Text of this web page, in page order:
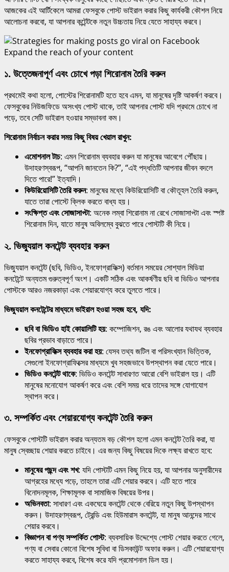
আজকের এই আর্টিকেলে আমরা ফেসবুকে পোস্ট ভাইরাল করার কিছু কার্যকরী কৌশল নিয়ে
আলোচনা করবো, যা আপনার কন্টেন্টকে নতুন উচ্চতায় নিয়ে যেতে সাহায্য করবে।
১. উত্তেজনাপূর্ণ এবং চোখে পড়া শিরোনাম তৈরি করুন
প্রথমেই কথা হলো, পোস্টের শিরোনামটি হতে হবে এমন, যা মানুষের দৃষ্টি আকর্ষণ করবে।
ফেসবুকের নিউজফিডে অসংখ্য পোস্ট থাকে, তাই আপনার পোস্ট যদি প্রথমে চোখে না
পড়ে, তবে সেটি ভাইরাল হওয়ার সম্ভাবনা কম।
শিরোনাম নির্বাচন করার সময় কিছু বিষয় খেয়াল রাখুন:
এমোশনাল টাচ: এমন শিরোনাম ব্যবহার করুন যা মানুষের আবেগে পৌঁছায়।
উদাহরণস্বরূপ, “আপনি জানতেন কি?”, “এই পদ্ধতিটি আপনার জীবন বদলে
দিতে পারে!” ইত্যাদি।
কিউরিয়োসিটি তৈরি করুন: মানুষের মধ্যে কিউরিয়োসিটি বা কৌতূহল তৈরি করুন,
যাতে তারা পোস্টে ক্লিক করতে বাধ্য হয়।
সংক্ষিপ্ত এবং সোজাসাপ্টা: অনেক লম্বা শিরোনাম না রেখে সোজাসাপ্টা এবং স্পষ্ট
শিরোনাম দিন, যাতে মানুষ অবিলম্বে বুঝতে পারে পোস্টটি কী নিয়ে।
২. ভিজ্যুয়াল কনটেন্ট ব্যবহার করুন
ভিজ্যুয়াল কনটেন্ট (ছবি, ভিডিও, ইনফোগ্রাফিক্স) বর্তমান সময়ের সোশ্যাল মিডিয়া
কনটেন্টে অন্যতম গুরুত্বপূর্ণ অংশ। একটি সঠিক এবং আকর্ষণীয় ছবি বা ভিডিও আপনার
পোস্টকে আরও নজরকাড়া এবং শেয়ারযোগ্য করে তুলতে পারে।
ভিজ্যুয়াল কনটেন্টের মাধ্যমে ভাইরাল হওয়া সহজ হবে, যদি:
ছবি বা ভিডিও হাই কোয়ালিটি হয়: কম্পোজিশন, রঙ এবং আলোর যথাযথ ব্যবহার
ছবির প্রভাব বাড়াতে পারে।
ইনফোগ্রাফিক্স ব্যবহার করা হয়: যেসব তথ্য জটিল বা পরিসংখ্যান ভিত্তিক,
সেগুলো ইনফোগ্রাফিক্সের মাধ্যমে খুব সহজভাবে উপস্থাপন করা যেতে পারে।
ভিডিও কনটেন্ট থাকে: ভিডিও কনটেন্ট সাধারণত আরো বেশি ভাইরাল হয়। এটি
মানুষের মনোযোগ আকর্ষণ করে এবং বেশি সময় ধরে তাদের সঙ্গে যোগাযোগ
স্থাপন করে।
৩. সম্পর্কিত এবং শেয়ারযোগ্য কনটেন্ট তৈরি করুন
ফেসবুকে পোস্টটি ভাইরাল করার অন্যতম বড় কৌশল হলো এমন কনটেন্ট তৈরি করা, যা
মানুষ স্বেচ্ছায় শেয়ার করতে চাইবে। এর জন্য কিছু বিষয়ের দিকে লক্ষ্য রাখতে হবে:
মানুষের পছন্দ এবং শখ: যদি পোস্টটি এমন কিছু নিয়ে হয়, যা আপনার অনুসারীদের
আগ্রহের মধ্যে পড়ে, তাহলে তারা এটি শেয়ার করবে। এটি হতে পারে
বিনোদনমূলক, শিক্ষামূলক বা সামাজিক বিষয়ের উপর।
অভিনবতা: সাধারণ এবং একঘেয়ে কনটেন্ট থেকে বেরিয়ে নতুন কিছু উপস্থাপন
করুন। উদাহরণস্বরূপ, ট্রেন্ডি এবং হিউমারাস কনটেন্ট, যা মানুষ আনন্দের সাথে
শেয়ার করবে।
বিজ্ঞাপন বা পণ্য সম্পর্কিত পোস্ট: ব্যবসায়িক উদ্দেশ্যে পোস্ট শেয়ার করতে গেলে,
পণ্য বা সেবার কোনো বিশেষ সুবিধা বা ডিসকাউন্ট অফার করুন। এটি শেয়ারযোগ্য
করতে সাহায্য করবে, বিশেষ করে যদি প্রমোশনাল ডিল হয়।